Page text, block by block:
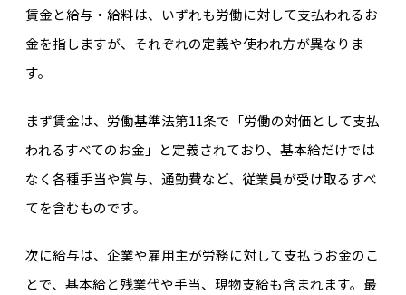
賃金と給与・給料は、いずれも労働に対して支払われるお
金を指しますが、それぞれの定義や使われ方が異なりま
す。
まず賃金は、労働基準法第11条で「労働の対価として支払
われるすべてのお金」と定義されており、基本給だけでは
なく各種手当や賞与、通勤費など、従業員が受け取るすべ
てを含むものです。
次に給与は、企業や雇用主が労務に対して支払うお金のこ
とで、基本給と残業代や手当、現物支給も含まれます。最